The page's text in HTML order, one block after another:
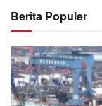
Berita Populer